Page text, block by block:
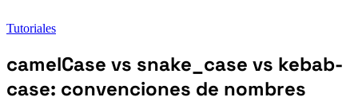
Tutoriales
camelCase vs snake_case vs kebab-
case: convenciones de nombres